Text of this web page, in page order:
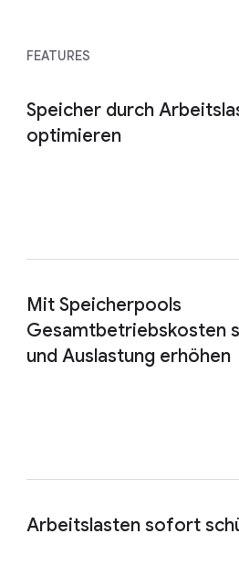
FEATURES
Speicher durch
optimieren
Mit Speicherpools
Gesamtbetriebskosten
und Auslastung erhöhen
Arbeitslasten sofort